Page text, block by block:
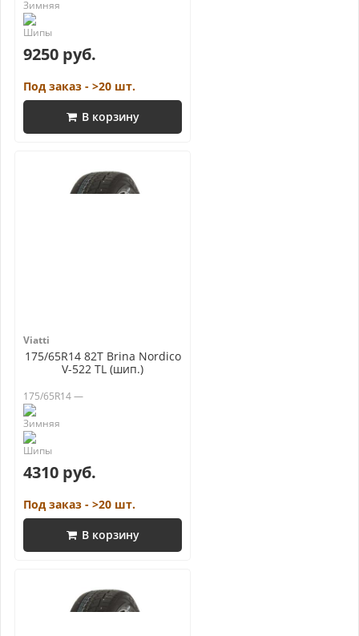
9250 руб.
Под заказ - >20 шт.
В корзину
Viatti
175/65R14 82T Brina Nordico
V-522 TL (шип.)
175/65R14 —
4310 руб.
Под заказ - >20 шт.
В корзину